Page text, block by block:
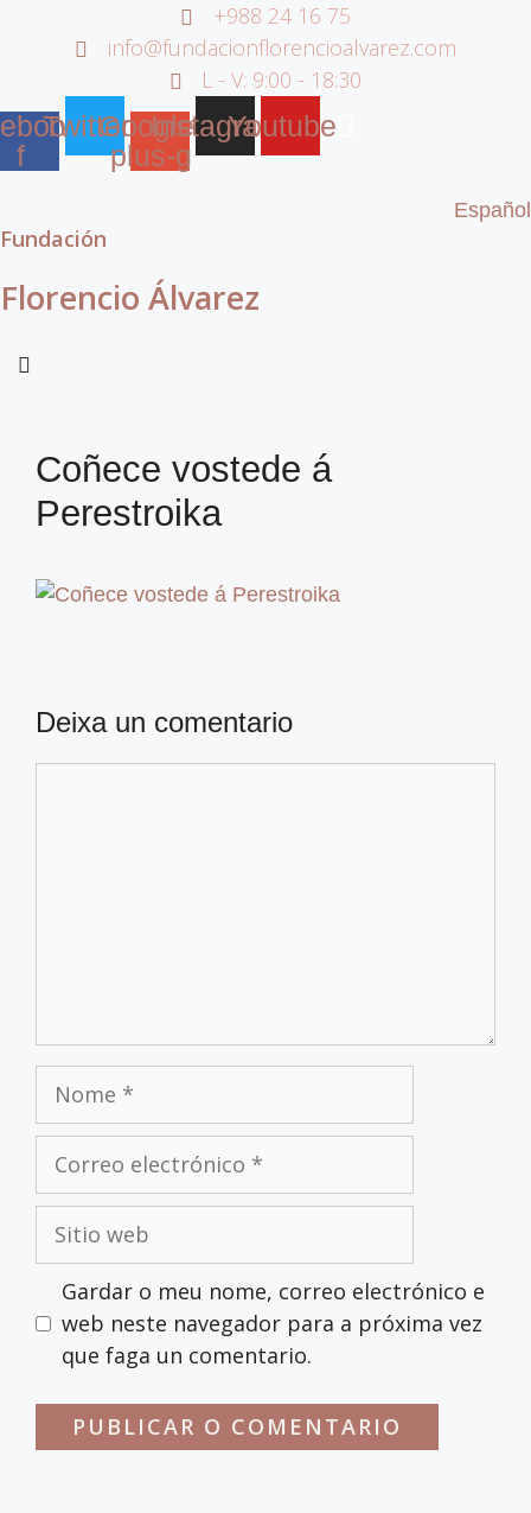
+988 24 16 75
info@fundacionflorencioalvarez.com
L - V: 9:00 - 18:30
f
TwitterGoogle-
plus-g
InstagramYoutube
Español
Fundación
Florencio Álvarez
Coñece vostede á
Perestroika
Deixa un comentario
Nome
Correo
electrónico
Sitio
web
Gardar o meu nome, correo electrónico e
web neste navegador para a próxima vez
que faga un comentario.